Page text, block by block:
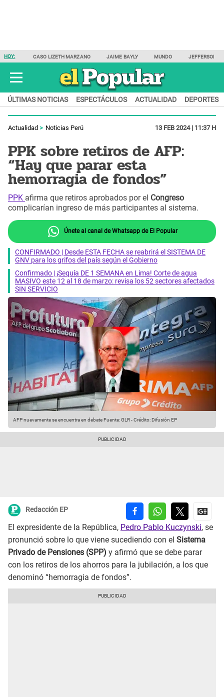
HOY: CASO LIZETH MARZANO JAIME BAYLY MUNDO JEFFERSON
ÚLTIMAS NOTICIAS ESPECTÁCULOS ACTUALIDAD DEPORTES
Actualidad Noticias Perú 13 FEB 2024 | 11:37 H
PPK sobre retiros de AFP:
“Hay que parar esta
hemorragia de fondos”
PPK afirma que retiros aprobados por el Congreso
complicarían ingreso de más participantes al sistema.
Únete al canal de Whatsapp de El Popular
CONFIRMADO | Desde ESTA FECHA se reabrirá el SISTEMA DE
GNV para los grifos del país según el Gobierno
Confirmado | ¡Sequía DE 1 SEMANA en Lima! Corte de agua
MASIVO este 12 al 18 de marzo: revisa los 52 sectores afectados
SIN SERVICIO
AFP nuevamente se encuentra en debateFuente: GLR-Crédito: Difusión EP
Redacción EP
El expresidente de la República, Pedro Pablo Kuczynski, se
pronunció sobre lo que viene sucediendo con el Sistema
Privado de Pensiones (SPP) y afirmó que se debe parar
con los retiros de los ahorros para la jubilación, a los que
denominó “hemorragia de fondos”.